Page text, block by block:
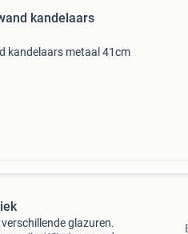
kandelaars
kandelaars metaal 41cm
glazuren.